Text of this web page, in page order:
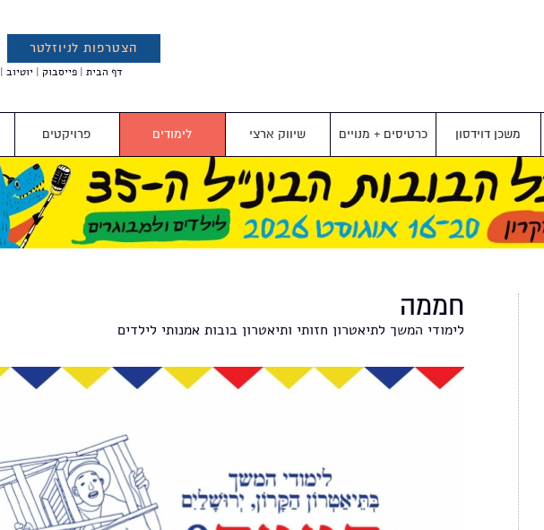
הצטרפות לניוזלטר
דף הבית פייסבוק יוטיוב
משכן דוידסון כרטיסים + מנויים שיווק ארצי לימודים פרויקטים
חממה
לימודי המשך לתיאטרון חזותי ותיאטרון בובות אמנותי לילדים